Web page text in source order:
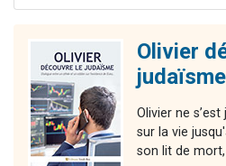
Olivier
judaïsme
Olivier ne
sur la vie
son lit de mort,